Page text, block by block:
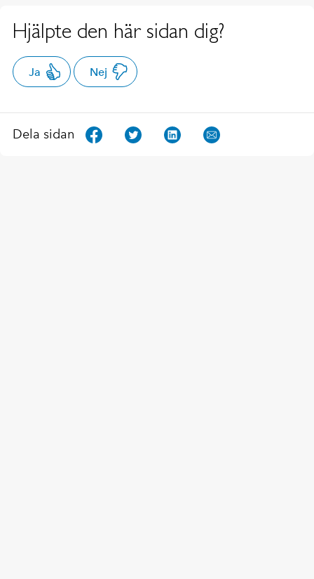
Hjälpte den här sidan dig?
Ja Nej
Dela sidan